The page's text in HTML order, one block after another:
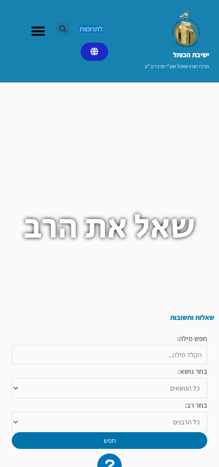
ישיבת הכותל​
מרכז תורני וואהל שע"י מרכז יב"ע
לתרומות
שאל את הרב
שאלות ותשובות
חפש מילה:
בחר נושא:
בחר רב:
חפש